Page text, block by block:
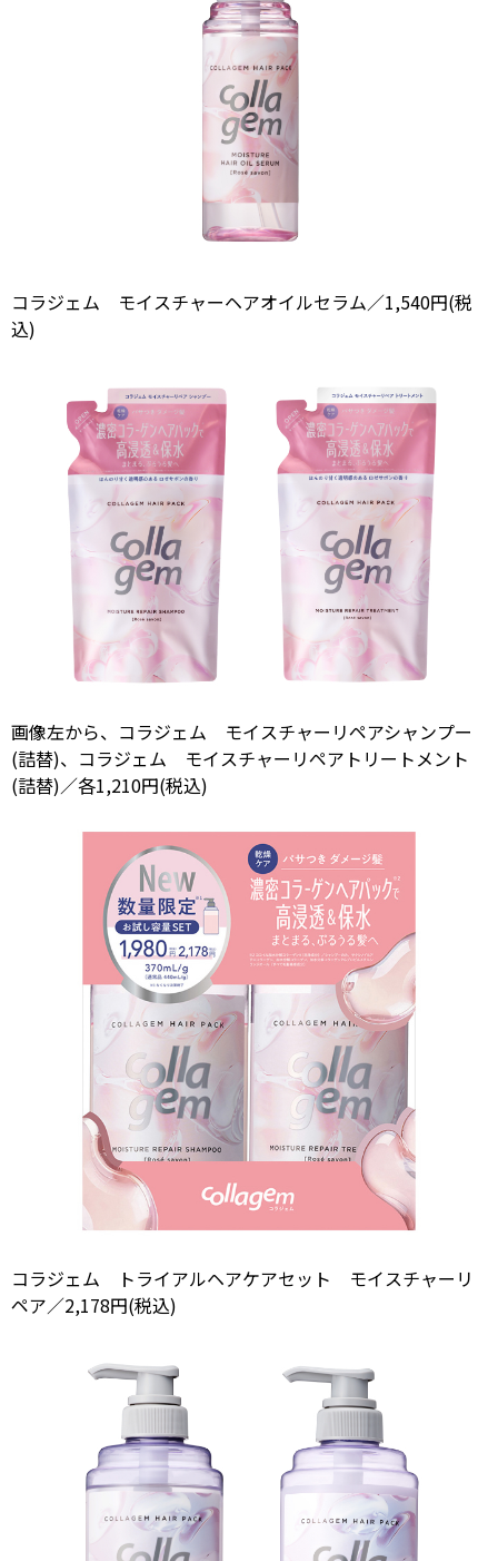
コラジェム モイスチャーヘアオイルセラム／1,540円(税
込)
画像左から、コラジェム モイスチャーリペアシャンプー
(詰替)、コラジェム モイスチャーリペアトリートメント
(詰替)／各1,210円(税込)
コラジェム トライアルヘアケアセット モイスチャーリ
ペア／2,178円(税込)